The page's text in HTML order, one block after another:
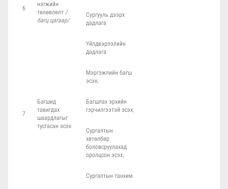
6
нэгжийн
төлөвлөлт /
багц цагаар/
Сургууль дээрх
дадлага
Үйлдвэрлэлийн
дадлага
7
Багшид
тавигдах
шаардлагыг
тусгасан эсэх
Мэргэжлийн багш
эсэх;
Багшлах эрхийн
гэрчилгээтэй эсэх;
Сургалтын
хөтөлбөр
боловсруулахад
оролцсон эсэх;
Сургалтын танхим